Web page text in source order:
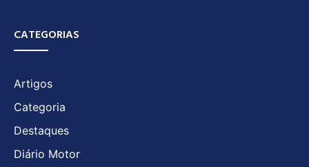
CATEGORIAS
Artigos
Categoria
Destaques
Diário Motor